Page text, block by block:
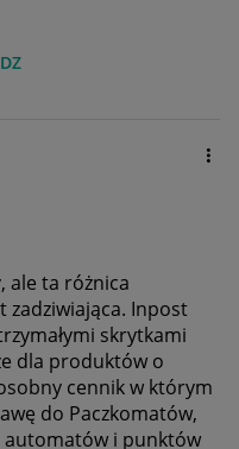
ale ta różnica
zadziwiająca. Inpost
skrytkami
dla produktów o
cennik w którym
do Paczkomatów,
automatów i punktów